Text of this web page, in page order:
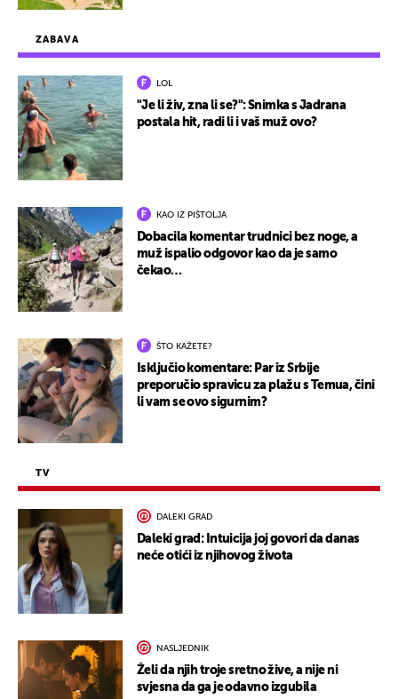
ZABAVA
LOL
"Je li živ, zna li se?": Snimka s Jadrana
postala hit, radi li i vaš muž ovo?
KAO IZ PIŠTOLJA
Dobacila komentar trudnici bez noge, a
muž ispalio odgovor kao da je samo
čekao…
ŠTO KAŽETE?
Isključio komentare: Par iz Srbije
preporučio spravicu za plažu s Temua, čini
li vam se ovo sigurnim?
TV
DALEKI GRAD
Daleki grad: Intuicija joj govori da danas
neće otići iz njihovog života
NASLJEDNIK
Želi da njih troje sretno žive, a nije ni
svjesna da ga je odavno izgubila